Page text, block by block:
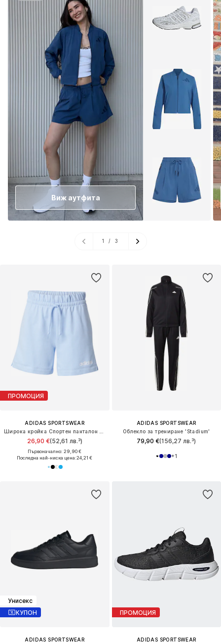
ПРОМОЦИЯ
ADIDAS SPORTSWEAR
26,90 €(52,61 лв.³)
Първоначално: 29,90 €
Последна най-ниска цена:24,21 €
ADIDAS SPORTSWEAR
Облекло за трениране 'Stadium'
79,90 €(156,27 лв.³)
+1
Унисекс
КУПОН
ADIDAS SPORTSWEAR
ПРОМОЦИЯ
ADIDAS SPORTSWEAR
Виж аутфита
1 / 3